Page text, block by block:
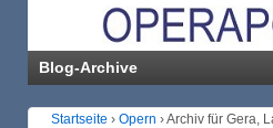
Blog-Archive
Startseite › Opern ›Archiv für Gera,